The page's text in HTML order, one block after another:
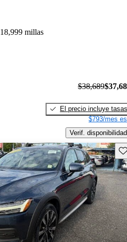
18,999 millas
$38,689
El precio incluye tasas
$793/mes
Verif. disponibilidad